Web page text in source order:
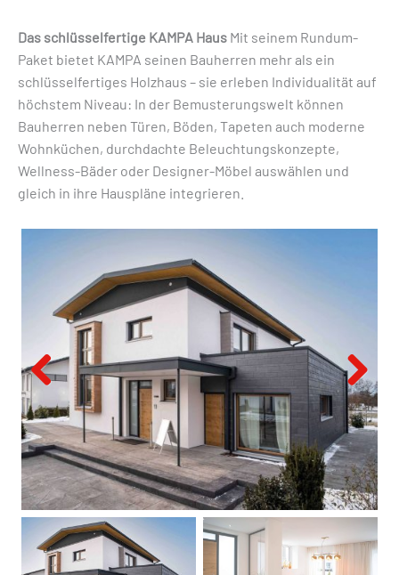
Das schlüsselfertige KAMPA Haus Mit seinem Rundum-
Paket bietet KAMPA seinen Bauherren mehr als ein
schlüsselfertiges Holzhaus – sie erleben Individualität auf
höchstem Niveau: In der Bemusterungswelt können
Bauherren neben Türen, Böden, Tapeten auch moderne
Wohnküchen, durchdachte Beleuchtungskonzepte,
Wellness-Bäder oder Designer-Möbel auswählen und
gleich in ihre Hauspläne integrieren.
Previous Next